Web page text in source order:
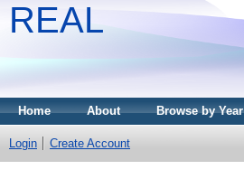
REAL
Home About Browse by Year
Login Create Account